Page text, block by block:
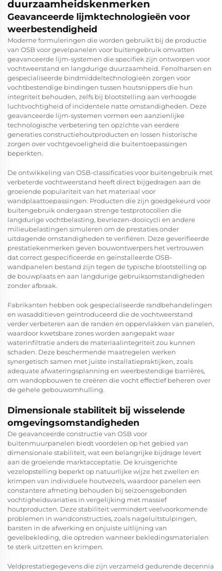
duurzaamheidskenmerken
Geavanceerde lijmktechnologieën voor
weerbestendigheid
Moderne formuleringen die worden gebruikt bij de productie
van OSB voor gevelpanelen voor buitengebruik omvatten
geavanceerde lijm-systemen die specifiek zijn ontworpen voor
vochtweerstand en langdurige duurzaamheid. Fenolharsen en
gespecialiseerde bindmiddeltechnologieën zorgen voor
vochtbestendige bindingen tussen houtsnippers die hun
integriteit behouden, zelfs bij blootstelling aan verhoogde
luchtvochtigheid of incidentele natte omstandigheden. Deze
geavanceerde lijm-systemen vormen een aanzienlijke
technologische verbetering ten opzichte van eerdere
generaties constructiehoutproducten en lossen historische
zorgen over vochtgevoeligheid die buitentoepassingen
beperkten.
De ontwikkeling van OSB-classificaties voor buitengebruik met
verbeterde vochtweerstand heeft direct bijgedragen aan de
groeiende populariteit van het materiaal voor
wandplaattoepassingen. Producten die zijn goedgekeurd voor
buitengebruik ondergaan strenge testprotocollen die
langdurige vochtbelasting, bevriezen-dooicycli en andere
milieubelastingen simuleren om de prestaties onder
uitdagende omstandigheden te verifiëren. Deze geverifieerde
prestatiekenmerken geven bouwontwerpers het vertrouwen
dat correct gespecificeerde en geïnstalleerde OSB-
wandpanelen bestand zijn tegen de typische blootstelling op
de bouwplaats en aan langdurige gebruiksomstandigheden
zonder afbraak.
Fabrikanten hebben ook gespecialiseerde randbehandelingen
en wasadditieven geïntroduceerd die de vochtweerstand
verder verbeteren aan de randen en oppervlakken van panelen,
waardoor kwetsbare zones worden aangepakt waar
waterinfiltratie anders de materiaalintegriteit zou kunnen
schaden. Deze beschermende maatregelen werken
synergetisch samen met juiste installatiepraktijken, zoals
adequate afwateringsplanning en weerbestendige barrières,
om wandopbouwen te creëren die vocht effectief beheren over
de gehele gebouwomhulling.
Dimensionale stabiliteit bij wisselende
omgevingsomstandigheden
De geavanceerde constructie van OSB voor
buitenmuurpanelen biedt voordelen op het gebied van
dimensionale stabiliteit, wat een belangrijke bijdrage levert
aan de groeiende marktacceptatie. De kruisgerichte
vezelopstelling beperkt op natuurlijke wijze het zwellen en
krimpen van individuele houtvezels, waardoor panelen een
constantere afmeting behouden bij seizoensgebonden
vochtigheidsvariaties in vergelijking met massief
houtproducten. Deze stabiliteit vermindert veelvoorkomende
problemen in wandconstructies, zoals nageluitstulpingen,
barsten in de afwerking en onjuiste uitlijning van
gevelbekleding, die optreden wanneer bekledingsmaterialen
te sterk uitzetten en krimpen.
Veldprestatiegegevens die zijn verzameld gedurende decennia